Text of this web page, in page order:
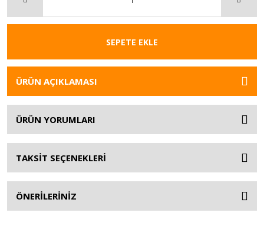
SEPETE EKLE
ÜRÜN AÇIKLAMASI
ÜRÜN YORUMLARI
TAKSİT SEÇENEKLERİ
ÖNERİLERİNİZ